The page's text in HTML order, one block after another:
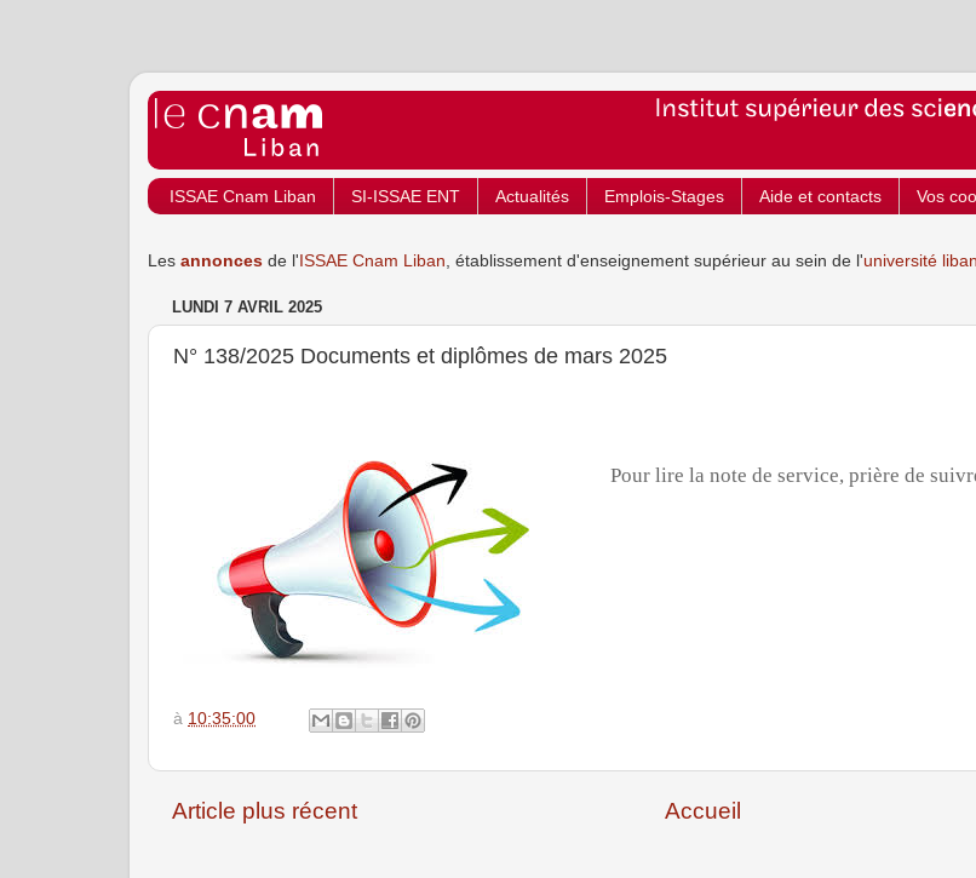
ISSAE Cnam Liban SI-ISSAE ENT Actualités Emplois-Stages Aide et contacts Vos
Les annonces de l' ISSAE Cnam Liban , établissement d'enseignement supérieur au sein de l'université
LUNDI 7 AVRIL 2025
N° 138/2025 Documents et diplômes de mars 2025
Pour lire la note de service, prière de
à 10:35:00
Article plus récent Accueil